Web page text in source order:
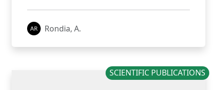
Rondia, A.
SCIENTIFIC PUBLICATIONS